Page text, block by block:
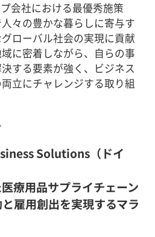
会社における最優秀施策
々の豊かな暮らしに寄与す
ローバル社会の実現に貢献
に密着しながら、自らの事
する要素が強く、ビジネス
立にチャレンジする取り組
Solutions（ドイ
療用品サプライチェーン
雇用創出を実現するマラ